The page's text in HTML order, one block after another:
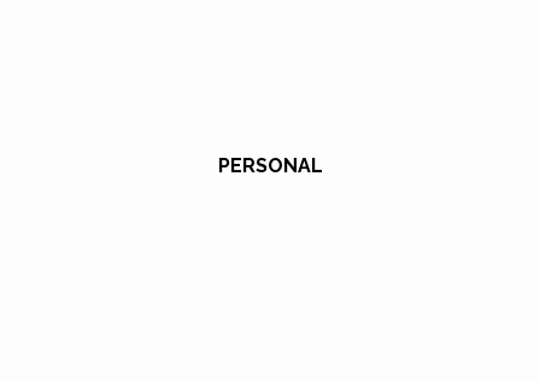
PERSONAL